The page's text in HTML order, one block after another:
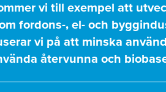
vi till exempel att
fordons-, el- och
vi på att minska
återvunna och